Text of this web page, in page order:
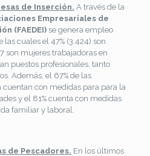
de Inserción. A través de la
Empresariales de
(FAEDEI) se genera empleo
las cuales el 47% (3.424) son
son mujeres trabajadoras en
puestos profesionales, tanto
Además, el 67% de las
cuentan con medidas para para la
y el 81% cuenta con medidas
familiar y laboral.
de Pescadores. En los últimos